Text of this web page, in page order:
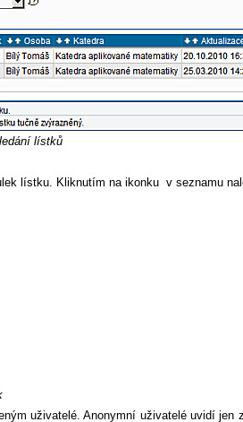
lístků
lístku. Kliknutím na ikonku v seznamu
uživatelé. Anonymní uživatelé uvidí jen